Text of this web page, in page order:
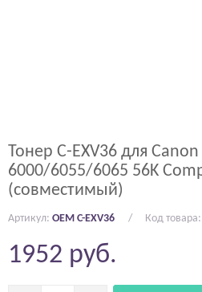
Тонер C-EXV36 для
6000/6055/6065 56K
(совместимый)
Артикул: OEM C-EXV36 Код товара:
1952 руб.